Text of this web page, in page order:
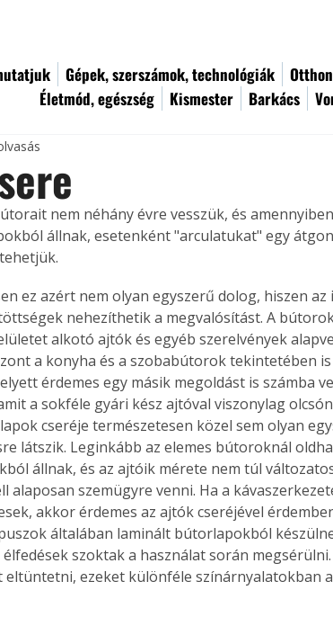
Gépek, szerszámok, technológiák
Életmód, egészség
Kismester Barkács
nem néhány évre vesszük, és
állnak, esetenként "arculatukat" egy
ez azért nem olyan egyszerű dolog, hiszen
nehezíthetik a megvalósítást. A
alkotó ajtók és egyéb szerelvények
a konyha és a szobabútorok tekintetében
érdemes egy másik megoldást is számba
a sokféle gyári kész ajtóval viszonylag
cseréje természetesen közel sem olyan
látszik. Leginkább az elemes bútoroknál
állnak, és az ajtóik mérete nem túl
alaposan szemügyre venni. Ha a
akkor érdemes az ajtók cseréjével
általában laminált bútorlapokból
élfedések szoktak a használat során
eltüntetni, ezeket különféle színárnyalatokban